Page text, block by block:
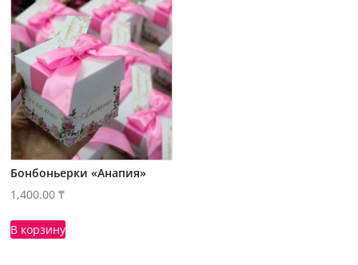
Бонбоньерки «Анапия»
1,400.00₸
В корзину